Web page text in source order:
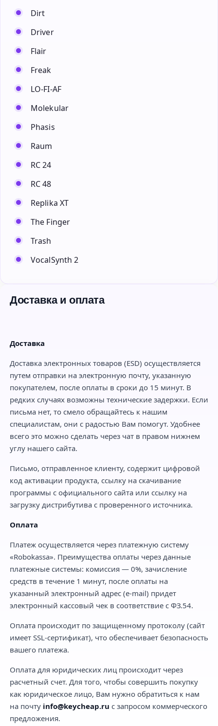
Dirt
Driver
Flair
Freak
LO-FI-AF
Molekular
Phasis
Raum
RC 24
RC 48
Replika XT
The Finger
Trash
VocalSynth 2
Доставка и оплата
Доставка
Доставка электронных товаров (ESD) осуществляется
путем отправки на электронную почту, указанную
покупателем, после оплаты в сроки до 15 минут. В
редких случаях возможны технические задержки. Если
письма нет, то смело обращайтесь к нашим
специалистам, они с радостью Вам помогут. Удобнее
всего это можно сделать через чат в правом нижнем
углу нашего сайта.
Письмо, отправленное клиенту, содержит цифровой
код активации продукта, ссылку на скачивание
программы с официального сайта или ссылку на
загрузку дистрибутива с проверенного источника.
Оплата
Платеж осуществляется через платежную систему
«Robokassa». Преимущества оплаты через данные
платежные системы: комиссия — 0%, зачисление
средств в течение 1 минут, после оплаты на
указанный электронный адрес (e-mail) придет
электронный кассовый чек в соответствие с ФЗ.54.
Оплата происходит по защищенному протоколу (сайт
имеет SSL-сертификат), что обеспечивает безопасность
вашего платежа.
Оплата для юридических лиц происходит через
расчетный счет. Для того, чтобы совершить покупку
как юридическое лицо, Вам нужно обратиться к нам
на почту info@keycheap.ru с запросом коммерческого
предложения.